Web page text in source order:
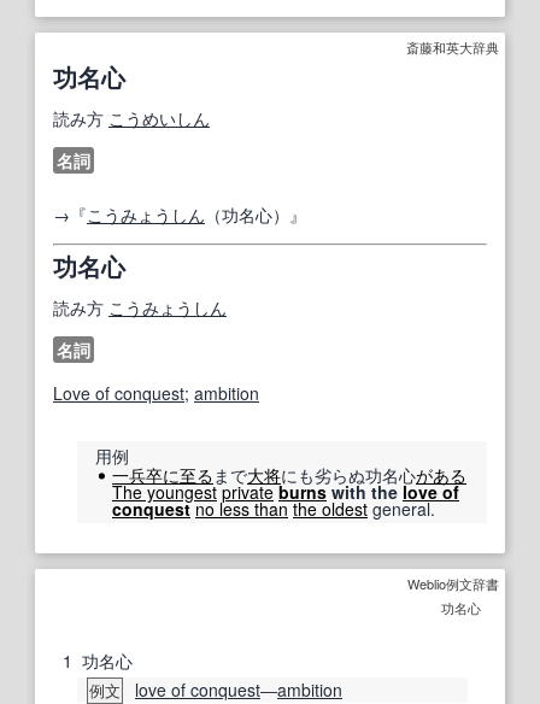
斎藤和英大辞典
功名心
読み方 こうめいしん
名詞
→『こうみょうしん （功名心）』
功名心
読み方 こうみょうしん
名詞
Love of conquest; ambition
用例
一兵卒に至るまで大将にも劣らぬ功名心がある
The youngest private burnswith the love of
conquest no less than the oldest general.
Weblio例文辞書
功名心
1 功名心
例文 love of conquest―ambition